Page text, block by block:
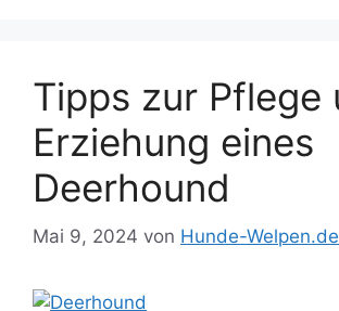
Tipps zur Pflege
Erziehung eines
Deerhound
Mai 9, 2024 von Hunde-